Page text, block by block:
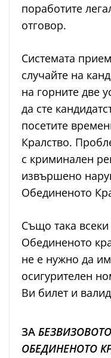
поработите
отговор.
Системата
случайте на
на горните две
да сте
посетите
Кралство.
с криминален
извършено
Обединеното
Също така
Обединеното
не е нужно да
осигурителен
Ви билет и
ЗА
ОБЕДИНЕНОТО